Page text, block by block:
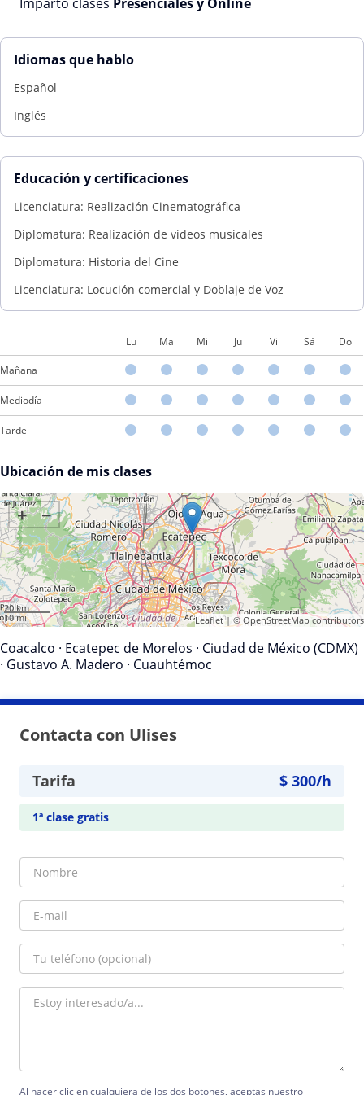
Idiomas que hablo
Español
Inglés
Educación y certificaciones
Licenciatura: Realización Cinematográfica
Diplomatura: Realización de videos musicales
Diplomatura: Historia del Cine
Licenciatura: Locución comercial y Doblaje de Voz
Lu Ma Mi Ju Vi Sá Do
Mañana
Mediodía
Tarde
Ubicación de mis clases
+ −
20 km
10 mi
Leaflet| © OpenStreetMap contributors
Coacalco · Ecatepec de Morelos · Ciudad de México (CDMX)
· Gustavo A. Madero · Cuauhtémoc
Contacta con Ulises
Tarifa $ 300/h
1ª clase gratis
Al hacer clic en cualquiera de los dos botones, aceptas nuestro